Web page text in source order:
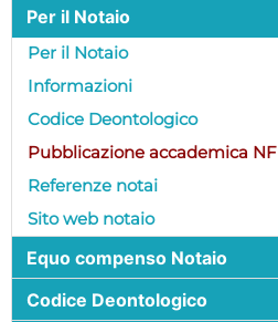
Per il Notaio
Per il Notaio
Informazioni
Codice Deontologico
Pubblicazione accademica NF
Referenze notai
Sito web notaio
Equo compenso Notaio
Codice Deontologico